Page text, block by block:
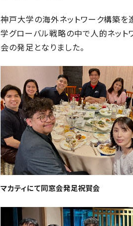
神戸大学の海外ネットワーク構築を
学グローバル戦略の中で人的ネット
会の発足となりました。
マカティにて同窓会発足祝賀会